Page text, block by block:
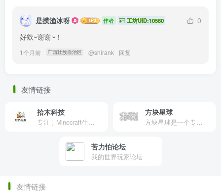
是摸渔冰呀 作者 工坊UID:10580
0
好欸~谢谢~！
1个月前 广西壮族自治区 @shirank 回复
友情链接
拾木科技 方块星球
苦力怕论坛
我的世界玩家论坛
友情链接